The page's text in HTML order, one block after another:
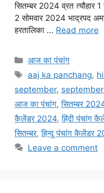
b
o
k
s
A
p
t
सितम्बर 2024 व्रत त्यौहार 1
2 सोमवार 2024 भाद्रपद
हरतालिका … Read more
Categories
आज का पंचांग
Tags
aaj ka panchang,
september,
आज का पंचांग,सितम्बर
कैलेंडर 2024,हिंदी पंचांग
सितम्बर,हिन्दू पंचांग कैलेंडर
Leave a comment